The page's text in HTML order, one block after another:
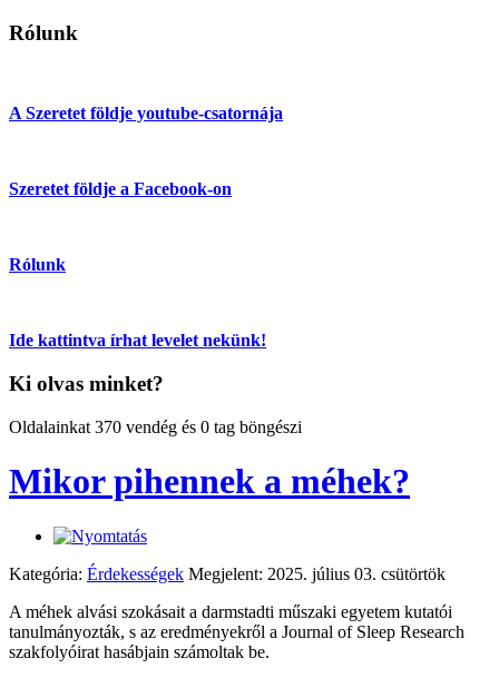
Rólunk
A Szeretet földje youtube-csatornája
Szeretet földje a Facebook-on
Rólunk
Ide kattintva írhat levelet nekünk!
Ki olvas minket?
Oldalainkat 370 vendég és 0 tag böngészi
Mikor pihennek a méhek?
Kategória: Érdekességek Megjelent: 2025. július 03. csütörtök
A méhek alvási szokásait a darmstadti műszaki egyetem kutatói
tanulmányozták, s az eredményekről a Journal of Sleep Research
szakfolyóirat hasábjain számoltak be.